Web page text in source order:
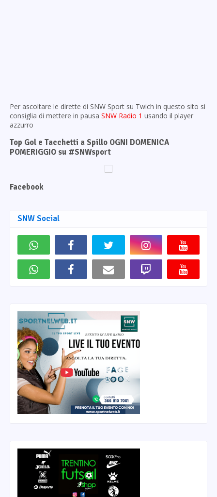
Per ascoltare le dirette di SNW Sport su Twich in questo sito si
consiglia di mettere in pausa SNW Radio 1 usando il player
azzurro
Top Gol e Tacchetti a Spillo OGNI DOMENICA
POMERIGGIO su #SNWsport
Facebook
SNW Social